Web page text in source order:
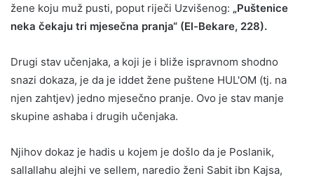
žene koju muž pusti, poput riječi Uzvišenog: „Puštenice
neka čekaju tri mjesečna pranja“ (El-Bekare, 228).
Drugi stav učenjaka, a koji je i bliže ispravnom shodno
snazi dokaza, je da je iddet žene puštene HUL'OM (tj. na
njen zahtjev) jedno mjesečno pranje. Ovo je stav manje
skupine ashaba i drugih učenjaka.
Njihov dokaz je hadis u kojem je došlo da je Poslanik,
sallallahu alejhi ve sellem, naredio ženi Sabit ibn Kajsa,